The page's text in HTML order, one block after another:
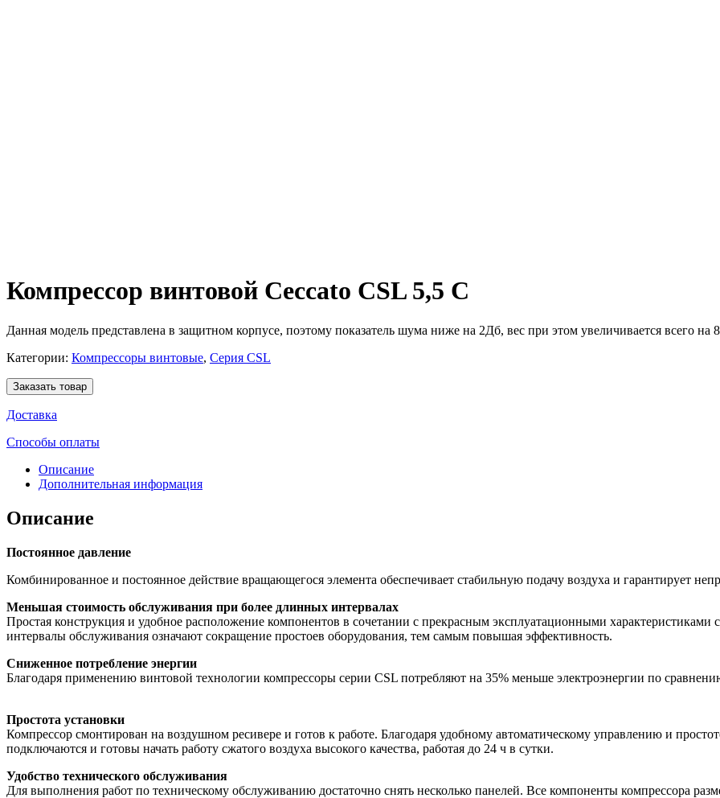
Компрессор винтовой Ceccato CSL 5,5 C
Данная модель представлена в защитном корпусе, поэтому показатель шума ниже на 2Дб, вес при этом увеличивается всего на
Категории: Компрессоры винтовые, Серия CSL
Заказать товар
Доставка
Способы оплаты
Описание
Дополнительная информация
Описание
Постоянное давление
Комбинированное и постоянное действие вращающегося элемента обеспечивает стабильную подачу воздуха и гарантирует
Меньшая стоимость обслуживания при более длинных интервалах
Простая конструкция и удобное расположение компонентов в сочетании с прекрасным эксплуатационными
интервалы обслуживания означают сокращение простоев оборудования, тем самым повышая эффективность.
Сниженное потребление энергии
Благодаря применению винтовой технологии компрессоры серии CSL потребляют на 35% меньше электроэнергии по
Простота установки
Компрессор смонтирован на воздушном ресивере и готов к работе. Благодаря удобному автоматическому управлению и
подключаются и готовы начать работу сжатого воздуха высокого качества, работая до 24 ч в сутки.
Удобство технического обслуживания
Для выполнения работ по техническому обслуживанию достаточно снять несколько панелей. Все компоненты компрессора